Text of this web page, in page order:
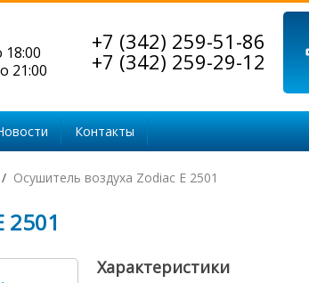
+7 (342) 259-51-86
+7 (342) 259-29-12
21:00
Контакты
Осушитель воздуха Zodiac E 2501
2501
Характеристики